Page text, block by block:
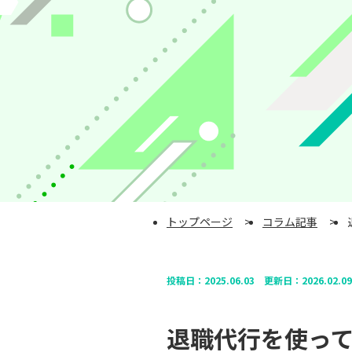
トップページ コラム記事
投稿日： 2025.06.03 更新日： 2026.02.09
退職代行を使っ